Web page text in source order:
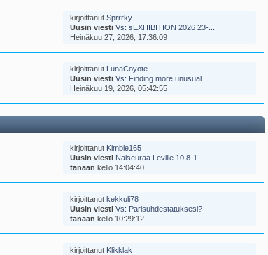
kirjoittanutSprrrky
Uusin viesti Vs: sEXHIBITION 2026 23-...
Heinäkuu 27, 2026, 17:36:09
kirjoittanut LunaCoyote
Uusin viesti Vs: Finding more unusual...
Heinäkuu 19, 2026, 05:42:55
kirjoittanut Kimble165
Uusin viesti Naiseuraa Leville 10.8-1...
tänään kello 14:04:40
kirjoittanutkekkuli78
Uusin viesti Vs: Parisuhdestatuksesi?
tänään kello 10:29:12
kirjoittanut Klikklak